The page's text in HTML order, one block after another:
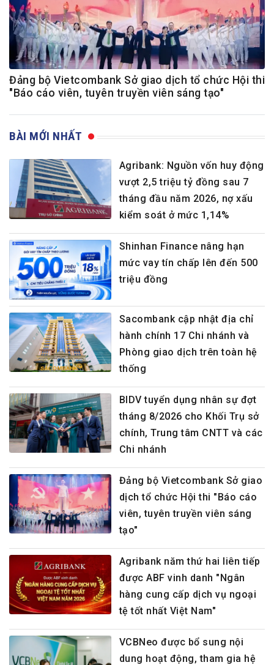
Đảng bộ Vietcombank Sở giao dịch tổ chức Hội thi
"Báo cáo viên, tuyên truyền viên sáng tạo"
BÀI MỚI NHẤT
Agribank: Nguồn vốn huy động
vượt 2,5 triệu tỷ đồng sau 7
tháng đầu năm 2026, nợ xấu
kiểm soát ở mức 1,14%
Shinhan Finance nâng hạn
mức vay tín chấp lên đến 500
triệu đồng
Sacombank cập nhật địa chỉ
hành chính 17 Chi nhánh và
Phòng giao dịch trên toàn hệ
thống
BIDV tuyển dụng nhân sự đợt
tháng 8/2026 cho Khối Trụ sở
chính, Trung tâm CNTT và các
Chi nhánh
Đảng bộ Vietcombank Sở giao
dịch tổ chức Hội thi "Báo cáo
viên, tuyên truyền viên sáng
tạo"
Agribank năm thứ hai liên tiếp
được ABF vinh danh "Ngân
hàng cung cấp dịch vụ ngoại
tệ tốt nhất Việt Nam"
VCBNeo được bổ sung nội
dung hoạt động, tham gia hệ